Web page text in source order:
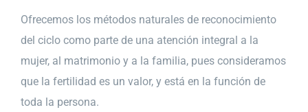
Ofrecemos los métodos naturales de reconocimiento
del ciclo como parte de una atención integral a la
mujer, al matrimonio y a la familia, pues consideramos
que la fertilidad es un valor, y está en la función de
toda la persona.